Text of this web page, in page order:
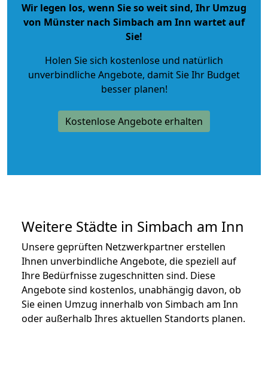
Wir legen los, wenn Sie so weit sind, Ihr Umzug
von Münster nach Simbach am Inn wartet auf
Sie!
Holen Sie sich kostenlose und natürlich
unverbindliche Angebote, damit Sie Ihr Budget
besser planen!
Kostenlose Angebote erhalten
Weitere Städte in Simbach am Inn
Unsere geprüften Netzwerkpartner erstellen
Ihnen unverbindliche Angebote, die speziell auf
Ihre Bedürfnisse zugeschnitten sind. Diese
Angebote sind kostenlos, unabhängig davon, ob
Sie einen Umzug innerhalb von Simbach am Inn
oder außerhalb Ihres aktuellen Standorts planen.